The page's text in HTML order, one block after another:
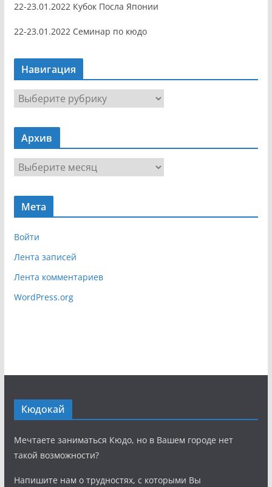
22-23.01.2022 Кубок Посла Японии
22-23.01.2022 Семинар по кюдо
Навигация
Н
в
г
я
Архив
х
Мета
Войти
Лента записей
Лента комментариев
WordPress.org
Кюдокай
Мечтаете заниматься Кюдо, но в Вашем городе нет
такой возможности?
Напишите нам о трудностях, с которыми Вы